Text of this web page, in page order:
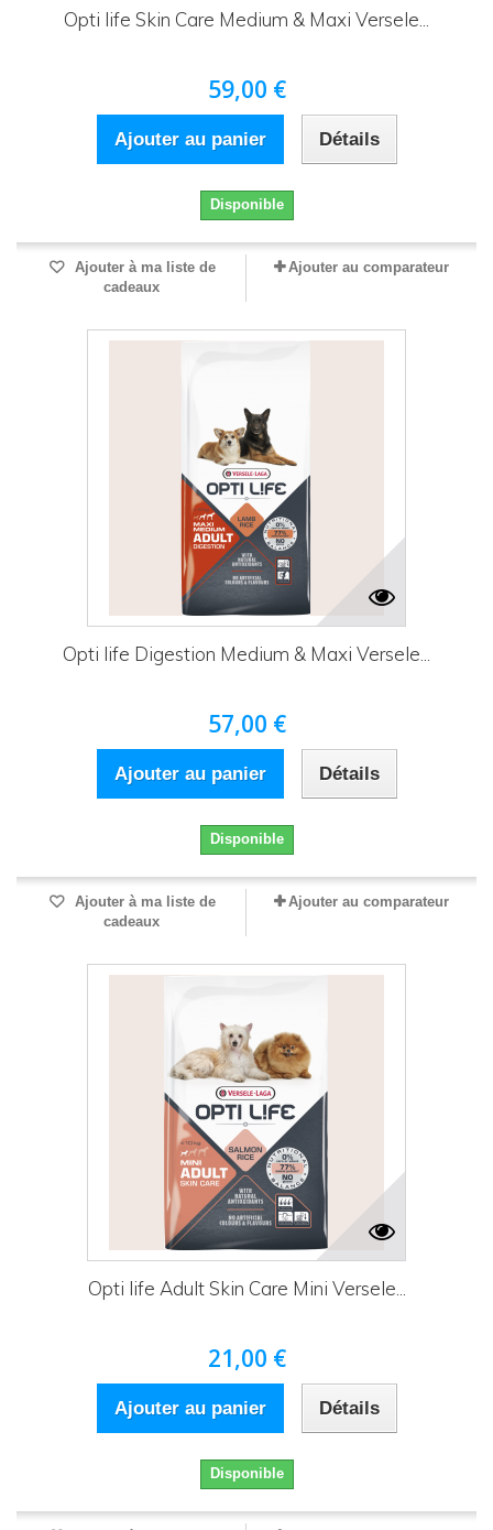
Opti life Skin Care Medium & Maxi Versele...
59,00 €
Ajouter au panier Détails
Disponible
Ajouter à ma liste de
cadeaux
Ajouter au comparateur
Opti life Digestion Medium & Maxi Versele...
57,00 €
Ajouter au panier Détails
Disponible
Ajouter à ma liste de
cadeaux
Ajouter au comparateur
Opti life Adult Skin Care Mini Versele...
21,00 €
Ajouter au panier Détails
Disponible